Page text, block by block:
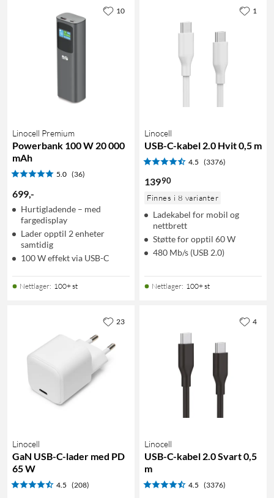
Linocell Premium
Powerbank 100 W 20 000
mAh
5.0 (36)
699,-
Hurtigladende – med
fargedisplay
Lader opptil 2 enheter
samtidig
100 W effekt via USB-C
Nettlager: 100+ st
10
Linocell
USB-C-kabel 2.0 Hvit 0,5 m
4.5 (3376)
13990
Finnes i 8 varianter
Ladekabel for mobil og
nettbrett
Støtte for opptil 60 W
480 Mb/s (USB 2.0)
Nettlager: 100+ st
1
Linocell
GaN USB-C-lader med PD
65 W
4.5 (208)
23
Linocell
USB-C-kabel 2.0 Svart 0,5
m
4.5 (3376)
4